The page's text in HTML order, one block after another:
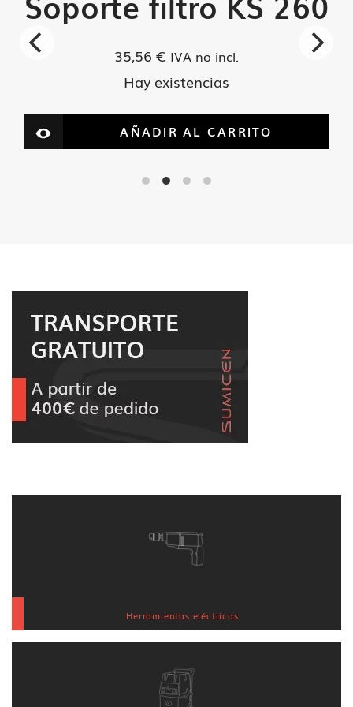
35,56 € IVA no incl.
Hay existencias
AÑADIR AL CARRITO
Herramientas eléctricas